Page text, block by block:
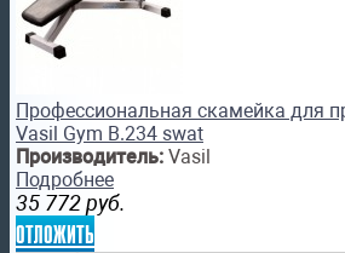
Профессиональная скамейка для
Vasil Gym B.234 swat
Производитель: Vasil
Подробнее
35 772 руб.
отложить